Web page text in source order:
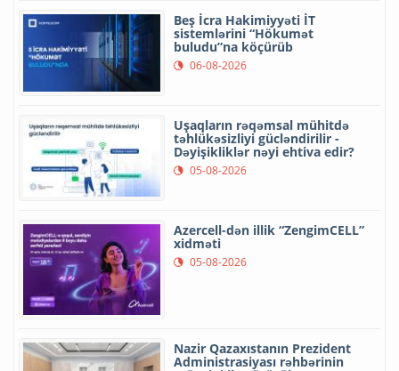
Beş İcra Hakimiyyəti İT
sistemlərini “Hökumət
buludu”na köçürüb
06-08-2026
Uşaqların rəqəmsal mühitdə
təhlükəsizliyi gücləndirilir -
Dəyişikliklər nəyi ehtiva edir?
05-08-2026
Azercell-dən illik “ZengimCELL”
xidməti
05-08-2026
Nazir Qazaxıstanın Prezident
Administrasiyası rəhbərinin